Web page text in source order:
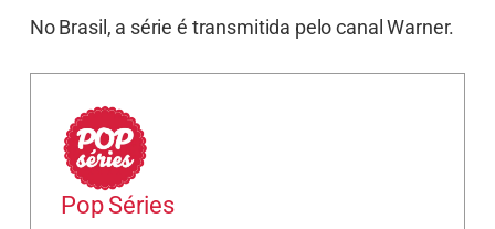
No Brasil, a série é transmitida pelo canal Warner.
Pop Séries